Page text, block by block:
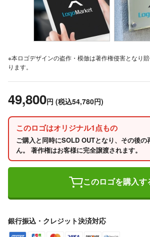
※本ロゴデザインの盗作・模倣は著作権侵害となり
ります。
49,800円 (税込54,780円)
このロゴはオリジナル1点もの
ご購入と同時にSOLD OUTとなり、その後の
ん。 著作権はお客様に完全譲渡されます。
このロゴを購入す
銀行振込・クレジット決済対応